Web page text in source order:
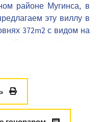
районе Мугинса, в
эту виллу в
372m2 с видом на
беспрепятственно.
услугами делится
включая 2 с
море.
гостиная, столовая,